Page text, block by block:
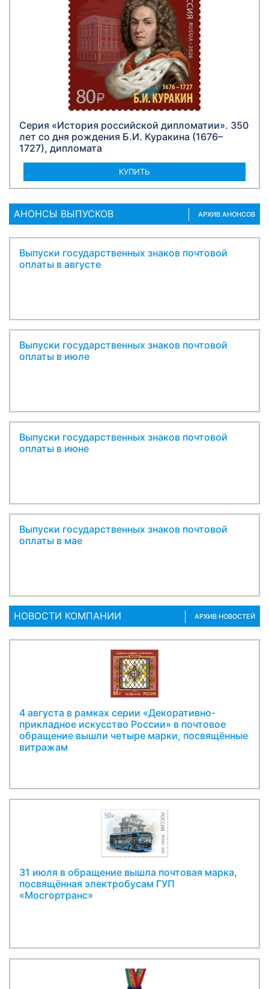
Серия «История российской дипломатии». 350
лет со дня рождения Б.И. Куракина (1676–
1727), дипломата
КУПИТЬ
АНОНСЫ ВЫПУСКОВ АРХИВ АНОНСОВ
Выпуски государственных знаков почтовой
оплаты в августе
Выпуски государственных знаков почтовой
оплаты в июле
Выпуски государственных знаков почтовой
оплаты в июне
Выпуски государственных знаков почтовой
оплаты в мае
НОВОСТИ КОМПАНИИ АРХИВ НОВОСТЕЙ
4 августа в рамках серии «Декоративно-
прикладное искусство России» в почтовое
обращение вышли четыре марки, посвящённые
витражам
31 июля в обращение вышла почтовая марка,
посвящённая электробусам ГУП
«Мосгортранс»